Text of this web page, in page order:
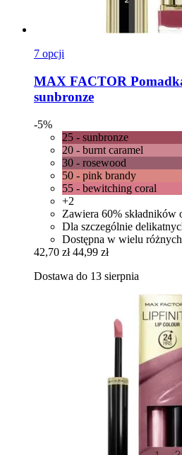
7 opcji
MAX FACTOR
sunbronze
-5%
25 - sunbronze
20 - burnt caramel
30 - rosewood
50 - pink brandy
55 - bewitching coral
+2
Zawiera 60% składników
Dla szczególnie
Dostępna w wielu
42,70 zł 44,99 zł
Dostawa do 13 sierpnia